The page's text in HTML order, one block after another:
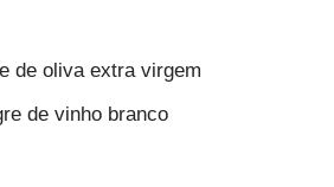
de oliva extra virgem
de vinho branco